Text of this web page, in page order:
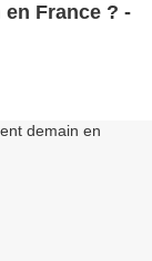
France ? -